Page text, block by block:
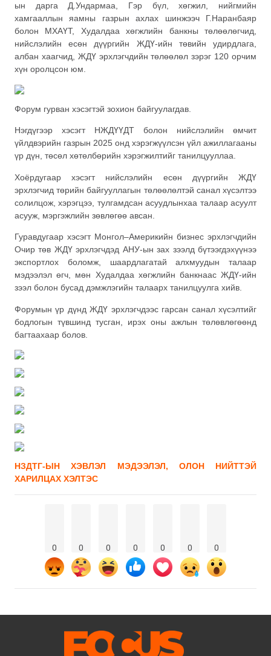
ын дарга Д.Ундармаа, Гэр бүл, хөгжил, нийгмийн
хамгааллын яамны газрын ахлах шинжээч Г.Наранбаяр
болон МХАҮТ, Худалдаа хөгжлийн банкны төлөөлөгчид,
нийслэлийн есөн дүүргийн ЖДҮ-ийн төвийн удирдлага,
албан хаагчид, ЖДҮ эрхлэгчдийн төлөөлөл зэрэг 120 орчим
хүн оролцсон юм.
Форум гурван хэсэгтэй зохион байгуулагдав.
Нэгдүгээр хэсэгт НЖДҮҮДТ болон нийслэлийн өмчит
үйлдвэрийн газрын 2025 онд хэрэгжүүлсэн үйл ажиллагааны
үр дүн, төсөл хөтөлбөрийн хэрэгжилтийг танилцууллаа.
Хоёрдугаар хэсэгт нийслэлийн есөн дүүргийн ЖДҮ
эрхлэгчид төрийн байгууллагын төлөөлөлтэй санал хүсэлтээ
солилцож, хэрэгцээ, тулгамдсан асуудлынхаа талаар асуулт
асууж, мэргэжлийн зөвлөгөө авсан.
Гуравдугаар хэсэгт Монгол–Америкийн бизнес эрхлэгчдийн
Очир төв ЖДҮ эрхлэгчдэд АНУ-ын зах зээлд бүтээгдэхүүнээ
экспортлох боломж, шаардлагатай алхмуудын талаар
мэдээлэл өгч, мөн Худалдаа хөгжлийн банкнаас ЖДҮ-ийн
зээл болон бусад дэмжлэгийн талаарх танилцуулга хийв.
Форумын үр дүнд ЖДҮ эрхлэгчдээс гарсан санал хүсэлтийг
бодлогын түвшинд тусган, ирэх оны ажлын төлөвлөгөөнд
багтаахаар болов.
НЗДТГ-ЫН ХЭВЛЭЛ МЭДЭЭЛЭЛ, ОЛОН НИЙТТЭЙ
ХАРИЛЦАХ ХЭЛТЭС
0 0 0 0 0 0 0